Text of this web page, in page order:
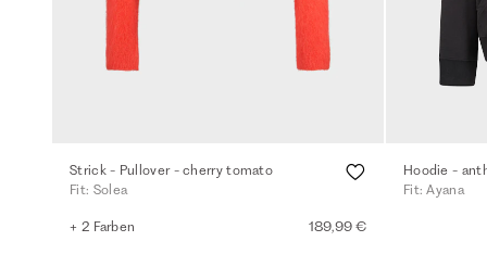
Strick - Pullover - cherry tomato
Fit: Solea
+ 2 Farben 189,99 €
Hoodie -
Fit: Ayana